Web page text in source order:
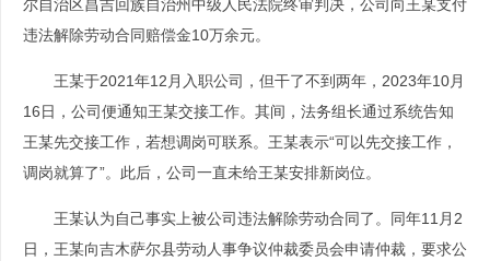
尔自治区昌吉回族自治州中级人民法院终审判决，公司向王某支付
违法解除劳动合同赔偿金10万余元。
王某于2021年12月入职公司，但干了不到两年，2023年10月
16日，公司便通知王某交接工作。其间，法务组长通过系统告知
王某先交接工作，若想调岗可联系。王某表示“可以先交接工作，
调岗就算了”。此后，公司一直未给王某安排新岗位。
王某认为自己事实上被公司违法解除劳动合同了。同年11月2
日，王某向吉木萨尔县劳动人事争议仲裁委员会申请仲裁，要求公